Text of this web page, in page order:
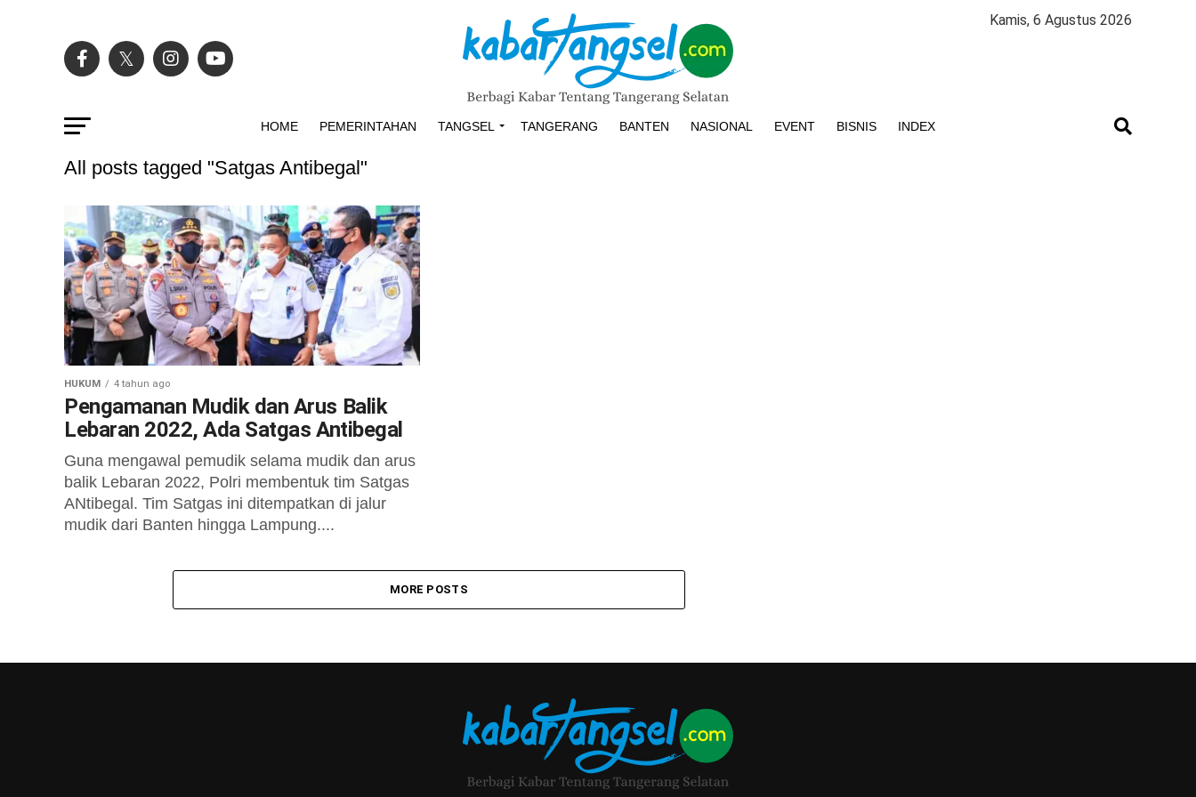
Kamis, 6 Agustus 2026
HOME PEMERINTAHAN TANGSEL TANGERANG BANTEN NASIONAL EVENT BISNIS INDEX
All posts tagged "Satgas Antibegal"
HUKUM 4 tahun ago
Pengamanan Mudik dan Arus Balik
Lebaran 2022, Ada Satgas Antibegal
Guna mengawal pemudik selama mudik dan arus
balik Lebaran 2022, Polri membentuk tim Satgas
ANtibegal. Tim Satgas ini ditempatkan di jalur
mudik dari Banten hingga Lampung....
MORE POSTS